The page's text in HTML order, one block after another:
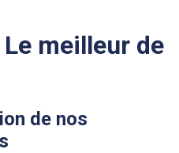
Le meilleur de
de nos